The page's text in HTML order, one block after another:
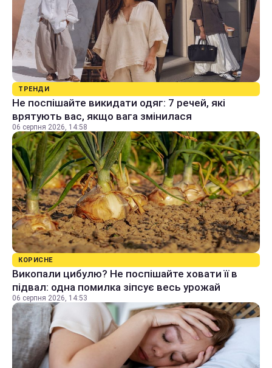
ТРЕНДИ
Не поспішайте викидати одяг: 7 речей, які
врятують вас, якщо вага змінилася
06 серпня 2026, 14:58
КОРИСНЕ
Викопали цибулю? Не поспішайте ховати її в
підвал: одна помилка зіпсує весь урожай
06 серпня 2026, 14:53